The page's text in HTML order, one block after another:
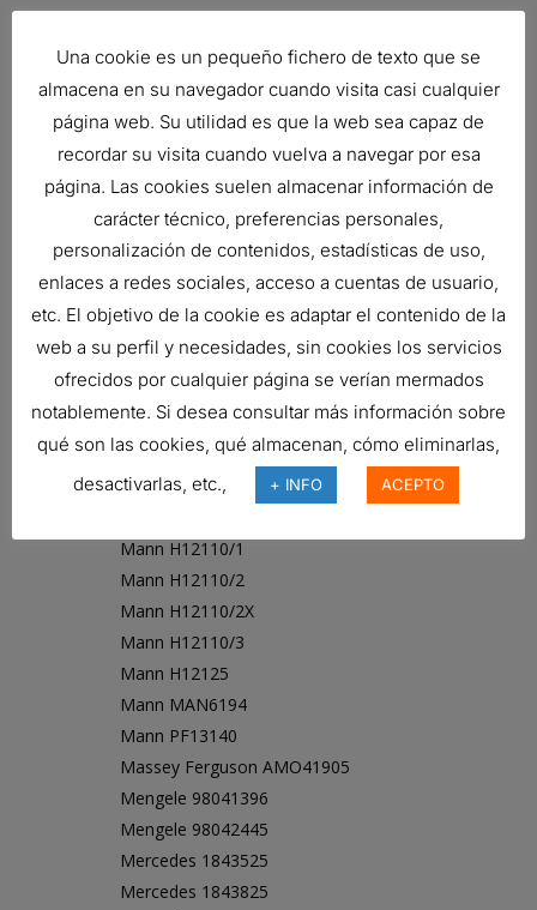
MAN 51.05504-0046
MAN 51.05504-0047
MAN 51.05504-0069
MAN 51.05504-0070
MAN 51.05504-0071
MAN 51.05504-0087
MAN 51.05504-0090
MAN 51.05504-0104
MAN 81.00000-0238
MAN 81.05504-0039
MAN 81.05504-0041
MAN 81055040031
MAN 93215250019
Mann 6761255306
Mann H12109
Mann H12110/1
Mann H12110/2
Mann H12110/2X
Mann H12110/3
Mann H12125
Mann MAN6194
Mann PF13140
Massey Ferguson AMO41905
Mengele 98041396
Mengele 98042445
Mercedes 1843525
Mercedes 1843825
Una cookie es un pequeño fichero de texto que se
almacena en su navegador cuando visita casi cualquier
página web. Su utilidad es que la web sea capaz de
recordar su visita cuando vuelva a navegar por esa
página. Las cookies suelen almacenar información de
carácter técnico, preferencias personales,
personalización de contenidos, estadísticas de uso,
enlaces a redes sociales, acceso a cuentas de usuario,
etc. El objetivo de la cookie es adaptar el contenido de la
web a su perfil y necesidades, sin cookies los servicios
ofrecidos por cualquier página se verían mermados
notablemente. Si desea consultar más información sobre
qué son las cookies, qué almacenan, cómo eliminarlas,
desactivarlas, etc.,
+ INFO ACEPTO